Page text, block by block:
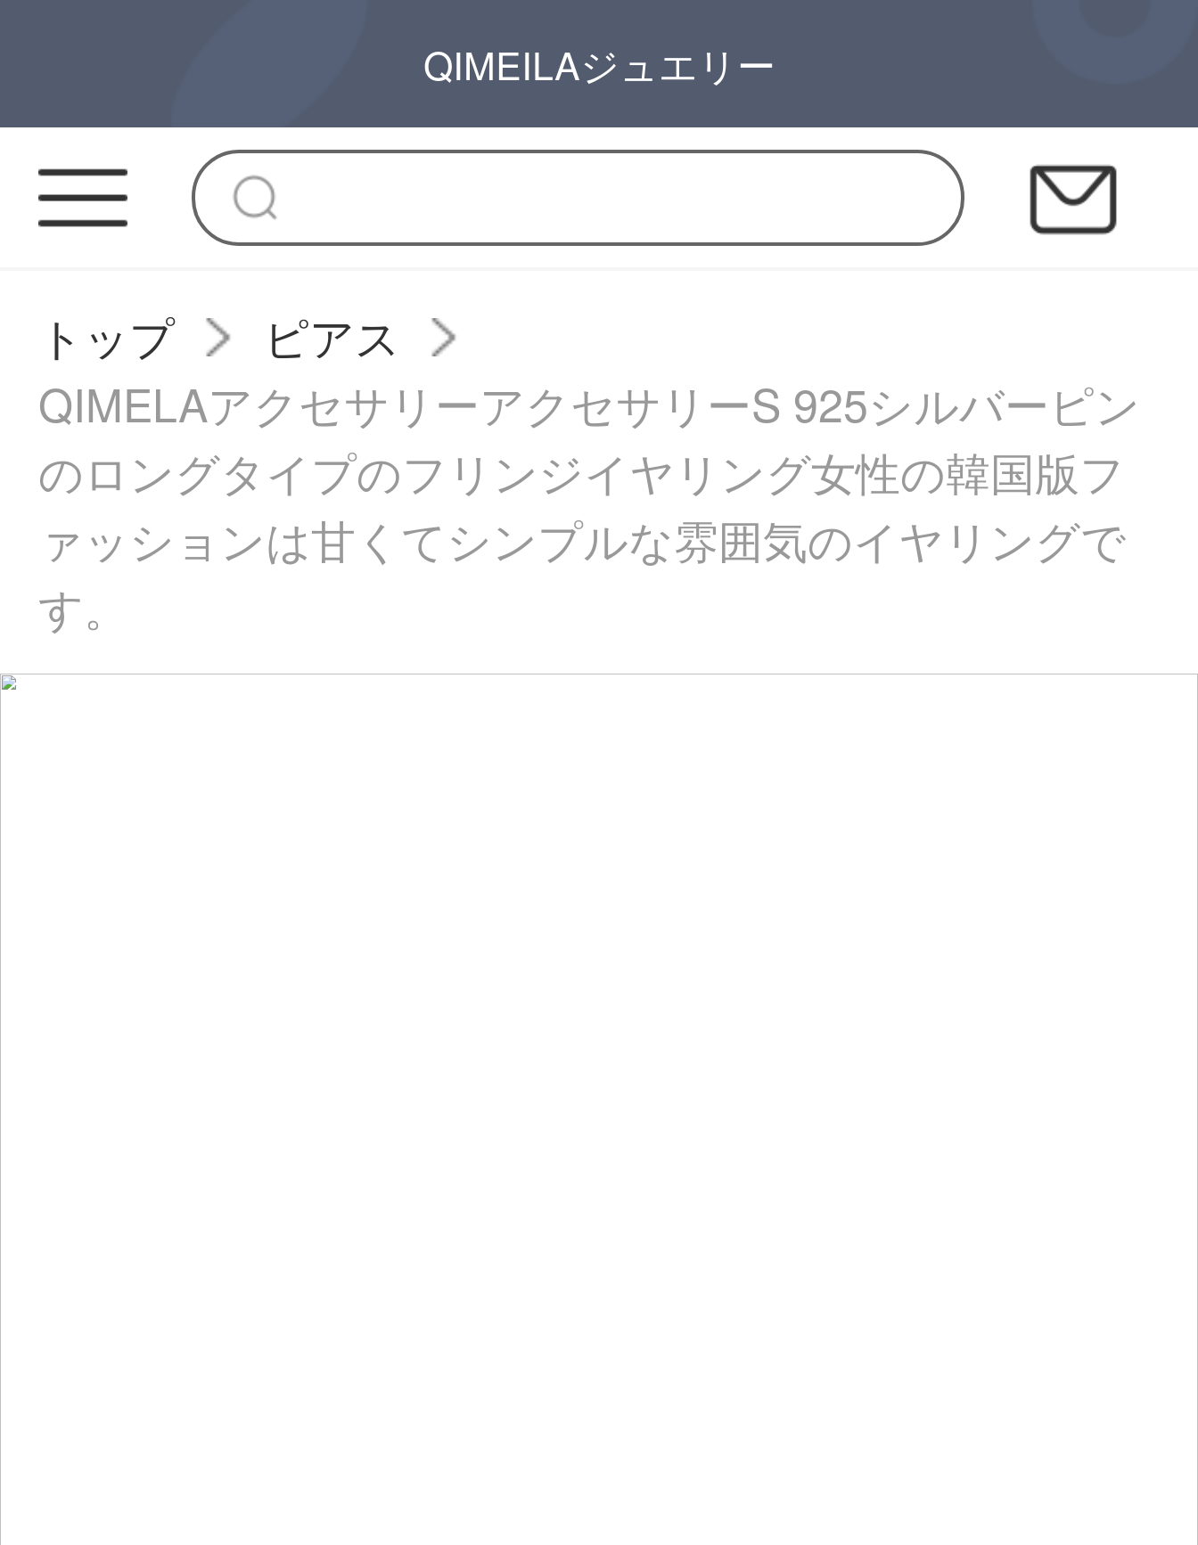
QIMEILAジュエリー
トップ
ピアス
QIMELAアクセサリーアクセサリーS 925シルバーピン
のロングタイプのフリンジイヤリング女性の韓国版フ
ァッションは甘くてシンプルな雰囲気のイヤリングで
す。